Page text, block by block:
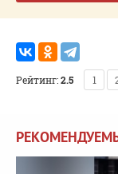
Рейтинг:2.5 1